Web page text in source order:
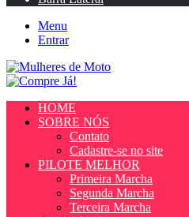
Menu
Entrar
HOME
SOBRE NÓS
Contato
Cadastre-se no site
PILOTE MELHOR
Primeira Marcha
Segunda Marcha
Terceira Marcha